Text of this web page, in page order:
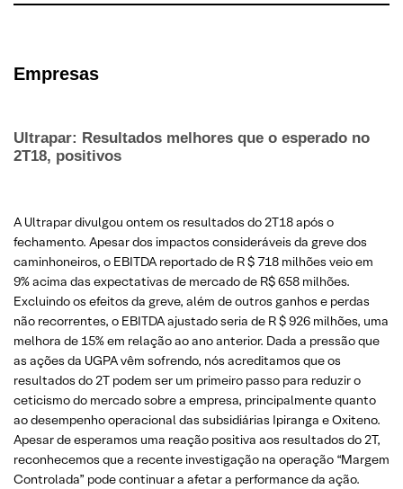
Empresas
Ultrapar: Resultados melhores que o esperado no
2T18, positivos
A Ultrapar divulgou ontem os resultados do 2T18 após o
fechamento. Apesar dos impactos consideráveis da greve dos
caminhoneiros, o EBITDA reportado de R $ 718 milhões veio em
9% acima das expectativas de mercado de R$ 658 milhões.
Excluindo os efeitos da greve, além de outros ganhos e perdas
não recorrentes, o EBITDA ajustado seria de R $ 926 milhões, uma
melhora de 15% em relação ao ano anterior. Dada a pressão que
as ações da UGPA vêm sofrendo, nós acreditamos que os
resultados do 2T podem ser um primeiro passo para reduzir o
ceticismo do mercado sobre a empresa, principalmente quanto
ao desempenho operacional das subsidiárias Ipiranga e Oxiteno.
Apesar de esperamos uma reação positiva aos resultados do 2T,
reconhecemos que a recente investigação na operação “Margem
Controlada” pode continuar a afetar a performance da ação.